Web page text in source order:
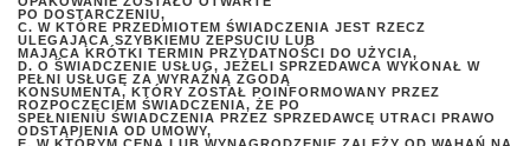
PO DOSTARCZENIU,
C. W KTÓRE PRZEDMIOTEM ŚWIADCZENIA JEST RZECZ
ULEGAJĄCA SZYBKIEMU ZEPSUCIU LUB
MAJĄCA KRÓTKI TERMIN PRZYDATNOŚCI DO UŻYCIA,
D. O ŚWIADCZENIE USŁUG, JEŻELI SPRZEDAWCA WYKONAŁ W
PEŁNI USŁUGĘ ZA WYRAŹNĄ ZGODĄ
KONSUMENTA, KTÓRY ZOSTAŁ POINFORMOWANY PRZEZ
ROZPOCZĘCIEM ŚWIADCZENIA, ŻE PO
SPEŁNIENIU ŚWIADCZENIA PRZEZ SPRZEDAWCĘ UTRACI PRAWO
ODSTĄPIENIA OD UMOWY,